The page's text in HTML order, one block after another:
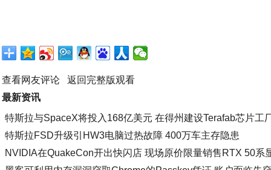
查看网友评论
返回完整版观看
最新资讯
特斯拉与SpaceX将投入168亿美元 在得州建设Terafab芯片工
特斯拉FSD升级引HW3电脑过热故障 400万车主存隐患
NVIDIA在QuakeCon开出快闪店 现场原价限量销售RTX 50系